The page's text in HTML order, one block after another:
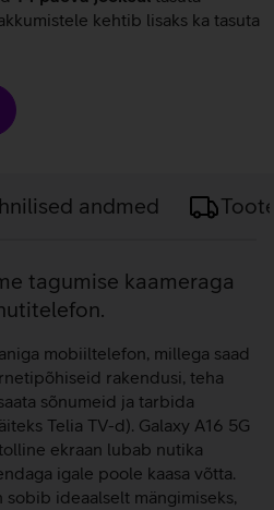
kehtib lisaks ka tasuta
andmed
tagumise kaameraga
mobiiltelefon, millega saad
rakendusi, teha
sõnumeid ja tarbida
Telia TV-d). Galaxy A16 5G
ekraan lubab nutika
igale poole kaasa võtta.
sobib ideaalselt mängimiseks,